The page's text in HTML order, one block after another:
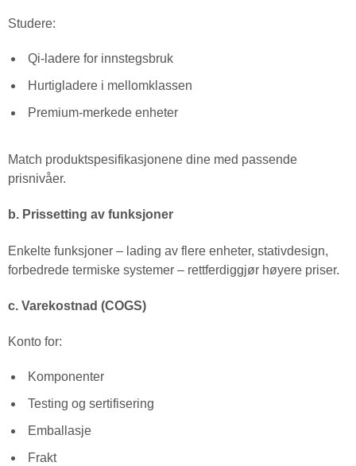
Studere:
Qi-ladere for innstegsbruk
Hurtigladere i mellomklassen
Premium-merkede enheter
Match produktspesifikasjonene dine med passende
prisnivåer.
b. Prissetting av funksjoner
Enkelte funksjoner – lading av flere enheter, stativdesign,
forbedrede termiske systemer – rettferdiggjør høyere priser.
c. Varekostnad (COGS)
Konto for:
Komponenter
Testing og sertifisering
Emballasje
Frakt